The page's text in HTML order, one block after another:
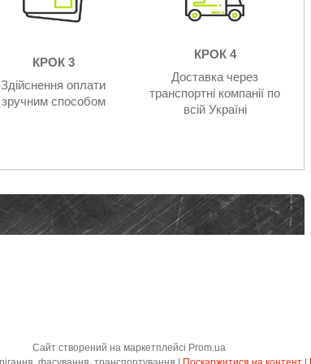
КРОК 3
Здійснення оплати
зручним способом
КРОК 4
Доставка через
транспортні компанії по
всій Україні
Сайт створений на маркетплейсі Prom.ua